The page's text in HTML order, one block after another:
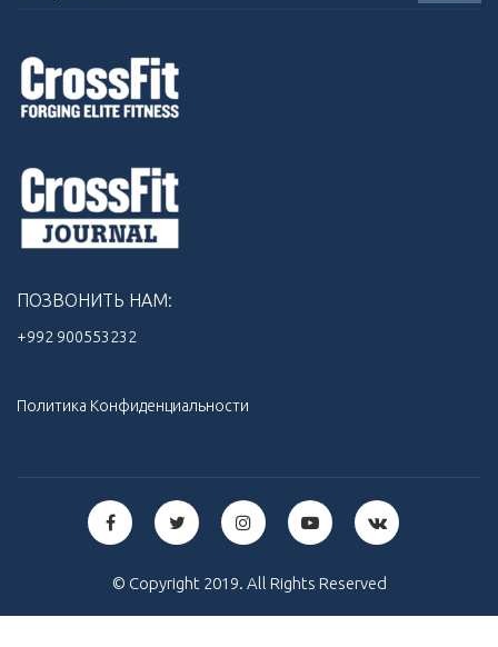
ПОЗВОНИТЬ НАМ:
+992 900553232‬
Политика Конфиденциальности
© Copyright 2019. All Rights Reserved